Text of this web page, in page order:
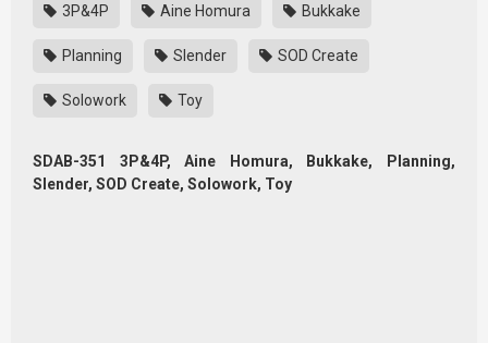
3P&4P Aine Homura Bukkake
Planning Slender SOD Create
Solowork Toy
SDAB-351 3P&4P, Aine Homura, Bukkake, Planning,
Slender, SOD Create, Solowork, Toy